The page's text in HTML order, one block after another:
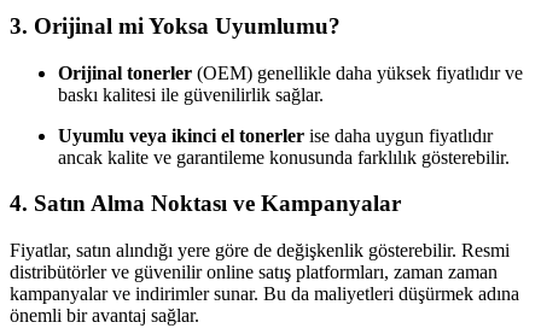
3. Orijinal mi Yoksa Uyumlumu?
Orijinal tonerler (OEM) genellikle daha yüksek fiyatlıdır ve
baskı kalitesi ile güvenilirlik sağlar.
Uyumlu veya ikinci el tonerler ise daha uygun fiyatlıdır
ancak kalite ve garantileme konusunda farklılık gösterebilir.
4. Satın Alma Noktası ve Kampanyalar
Fiyatlar, satın alındığı yere göre de değişkenlik gösterebilir. Resmi
distribütörler ve güvenilir online satış platformları, zaman zaman
kampanyalar ve indirimler sunar. Bu da maliyetleri düşürmek adına
önemli bir avantaj sağlar.